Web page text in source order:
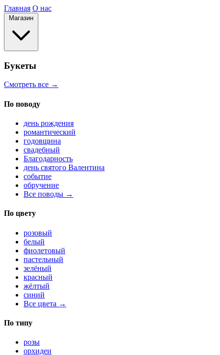
Главная О нас
Магазин
Букеты
Смотреть все →
По поводу
день рождения
романтический
годовщина
свадебный
Благодарность
день святого Валентина
событие
обручение
Все поводы →
По цвету
розовый
белый
фиолетовый
пастельный
зелёный
красный
жёлтый
синий
Все цвета →
По типу
розы
орхидеи